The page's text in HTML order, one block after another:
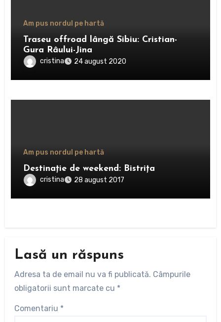
Am pus nordul pe hartă
Traseu offroad lângă Sibiu: Cristian-
Gura Râului-Jina
cristina 24 august 2020
Am pus nordul pe hartă
Destinație de weekend: Bistrița
cristina 28 august 2017
Lasă un răspuns
Adresa ta de email nu va fi publicată. Câmpurile
obligatorii sunt marcate cu *
Comentariu *